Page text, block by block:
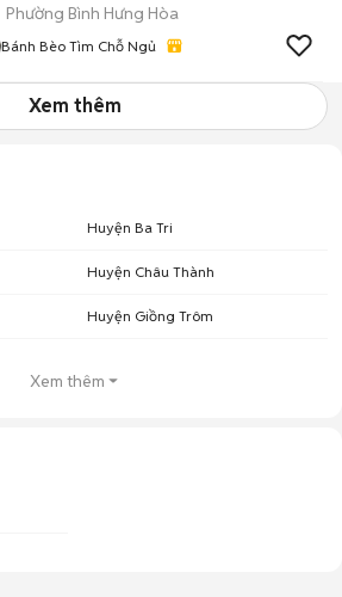
Phường Bình Hưng Hòa
Bánh Bèo Tìm Chỗ Ngủ
Xem thêm
Huyện Ba Tri
Huyện Châu Thành
Huyện Giồng Trôm
Xem thêm